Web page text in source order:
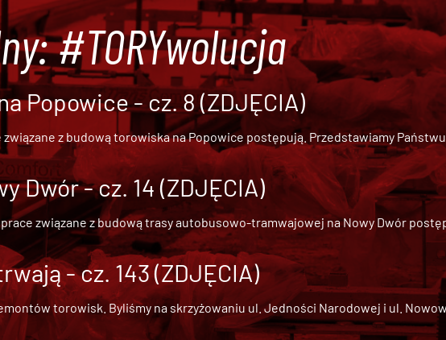
#TORYwolucja
Popowice - cz. 8 (ZDJĘCIA)
z budową torowiska na Popowice postępują. Przedstawiamy
Dwór - cz. 14 (ZDJĘCIA)
związane zbudową trasy autobusowo-tramwajowej na Nowy Dwór
- cz. 143 (ZDJĘCIA)
torowisk. Byliśmy na skrzyżowaniu ul. Jedności Narodowej i ul.